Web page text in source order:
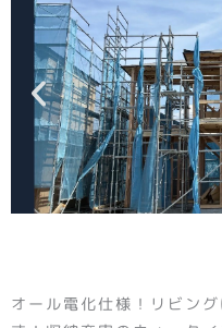
オール電化仕様！リビン